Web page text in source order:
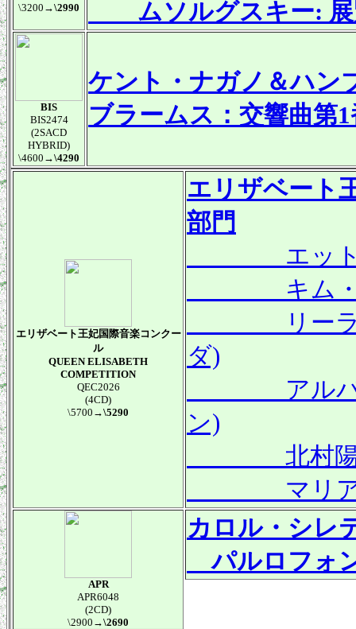
\3200 →\2990
ムソルグスキー: 展
BIS
BIS2474
(2SACD
HYBRID)
\4600 →\4290
ケント・ナガノ＆ハン
ブラームス：交響曲第
エリザベート王妃国際音楽コンクー
ル
QUEEN ELISABETH
COMPETITION
QEC2026
(4CD)
\5700 →\5290
エリザベート
部門
エットー
キム・テ
リーラン
ダ)
アルバロ
ン)
北村陽(
マリア・
APR
APR6048
(2CD)
\2900 →\2690
カロル・シレ
パルロフォ